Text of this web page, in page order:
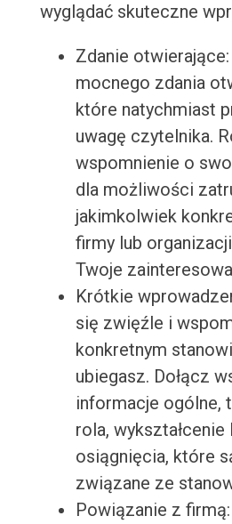
wyglądać skuteczne
Zdanie
mocnego zdania
które natychmiast
uwagę czytelnika.
wspomnienie o
dla możliwości
jakimkolwiek
firmy lub
Twoje
Krótkie
się zwięźle i
konkretnym
ubiegasz. Dołącz
informacje ogólne,
rola,
osiągnięcia, które
związane ze
Powiązanie z